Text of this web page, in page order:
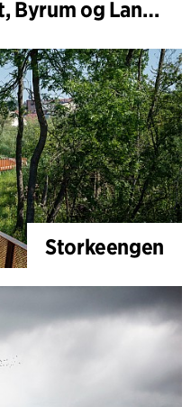
Stigsborg Havnefront, Byrum og Landskab
Storkeengen